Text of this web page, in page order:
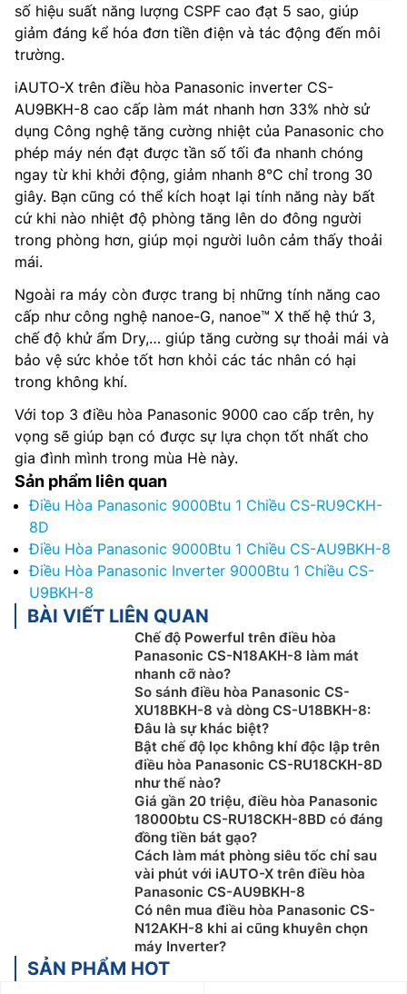
số hiệu suất năng lượng CSPF cao đạt 5 sao, giúp
giảm đáng kể hóa đơn tiền điện và tác động đến môi
trường.
iAUTO-X trên điều hòa Panasonic inverter CS-
AU9BKH-8 cao cấp làm mát nhanh hơn 33% nhờ sử
dụng Công nghệ tăng cường nhiệt của Panasonic cho
phép máy nén đạt được tần số tối đa nhanh chóng
ngay từ khi khởi động, giảm nhanh 8°C chỉ trong 30
giây. Bạn cũng có thể kích hoạt lại tính năng này bất
cứ khi nào nhiệt độ phòng tăng lên do đông người
trong phòng hơn, giúp mọi người luôn cảm thấy thoải
mái.
Ngoài ra máy còn được trang bị những tính năng cao
cấp như công nghệ nanoe-G, nanoe™ X thế hệ thứ 3,
chế độ khử ẩm Dry,… giúp tăng cường sự thoải mái và
bảo vệ sức khỏe tốt hơn khỏi các tác nhân có hại
trong không khí.
Với top 3 điều hòa Panasonic 9000 cao cấp trên, hy
vọng sẽ giúp bạn có được sự lựa chọn tốt nhất cho
gia đình mình trong mùa Hè này.
Sản phẩm liên quan
Điều Hòa Panasonic 9000Btu 1 Chiều CS-RU9CKH-
8D
Điều Hòa Panasonic 9000Btu 1 Chiều CS-AU9BKH-8
Điều Hòa Panasonic Inverter 9000Btu 1 Chiều CS-
U9BKH-8
BÀI VIẾT LIÊN QUAN
Chế độ Powerful trên điều hòa
Panasonic CS-N18AKH-8 làm mát
nhanh cỡ nào?
So sánh điều hòa Panasonic CS-
XU18BKH-8 và dòng CS-U18BKH-8:
Đâu là sự khác biệt?
Bật chế độ lọc không khí độc lập trên
điều hòa Panasonic CS-RU18CKH-8D
như thế nào?
Giá gần 20 triệu, điều hòa Panasonic
18000btu CS-RU18CKH-8BD có đáng
đồng tiền bát gạo?
Cách làm mát phòng siêu tốc chỉ sau
vài phút với iAUTO-X trên điều hòa
Panasonic CS-AU9BKH-8
Có nên mua điều hòa Panasonic CS-
N12AKH-8 khi ai cũng khuyên chọn
máy Inverter?
SẢN PHẨM HOT